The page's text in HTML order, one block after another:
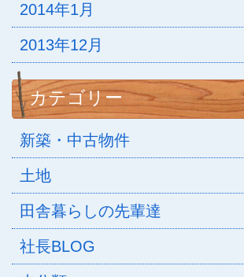
2014年1月
2013年12月
カテゴリー
新築・中古物件
土地
田舎暮らしの先輩達
社長BLOG